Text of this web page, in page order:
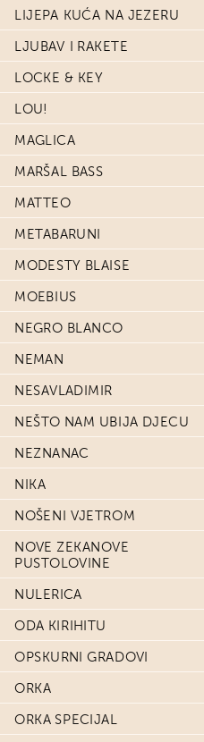
LIJEPA KUĆA NA JEZERU
LJUBAV I RAKETE
LOCKE & KEY
LOU!
MAGLICA
MARŠAL BASS
MATTEO
METABARUNI
MODESTY BLAISE
MOEBIUS
NEGRO BLANCO
NEMAN
NESAVLADIMIR
NEŠTO NAM UBIJA DJECU
NEZNANAC
NIKA
NOŠENI VJETROM
NOVE ZEKANOVE
PUSTOLOVINE
NULERICA
ODA KIRIHITU
OPSKURNI GRADOVI
ORKA
ORKA SPECIJAL